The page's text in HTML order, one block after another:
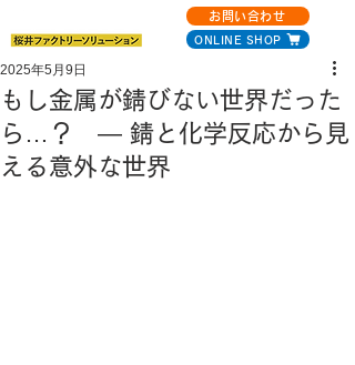
お問い合わせ
ONLINE SHOP
もし金属が錆びない世界だった
ら…？ — 錆と化学反応から見
える意外な世界
2025年5月9日